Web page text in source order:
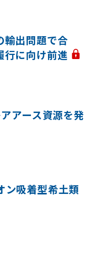
輸出問題で合
に向け前進
アース資源を発
ン吸着型希土類